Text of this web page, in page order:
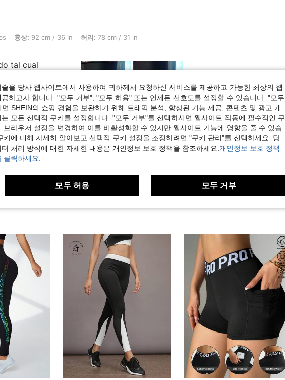
/ 36 in, 허리: 78 cm / 31 in, 엉덩이: 99 cm / 39 in, 색: 블랙 앤 와이트, 사이즈: XS
흉상: 92 cm / 36 in 허리: 78 cm / 31 in
tal cual
도움이 됨 (0)
기
을 당사 웹사이트에서 사용하여 귀하께서 요청하신 서비스를 제공하고 가능한 최상의 웹
하고자 합니다. "모두 거부", "모두 허용" 또는 언제든 선호도를 설정할 수 있습니다. "모두
SHEIN의 쇼핑 경험을 보완하기 위해 트래픽 분석, 향상된 기능 제공, 콘텐츠 및 광고 개
모든 선택적 쿠키를 설정합니다. "모두 거부"를 선택하시면 웹사이트 작동에 필수적인 쿠
브라우저 설정을 변경하여 이를 비활성화할 수 있지만 웹사이트 기능에 영향을 줄 수 있습
키에 대해 자세히 알아보고 선택적 쿠키 설정을 조정하려면 "쿠키 관리"를 선택하세요. 당
처리 방식에 대한 자세한 내용은 개인정보 보호 정책을 참조하세요. 개인정보 보호 정책
릭하세요.
모두 허용 모두 거부